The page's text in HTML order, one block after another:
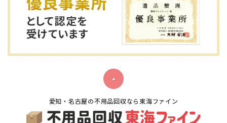
愛知・名古屋の不用品回収なら東海ファイン